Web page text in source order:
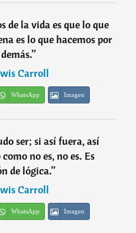
de la vida es que lo que
es lo que hacemos por
”
Carroll
WhatsApp Imagen
ser; si así fuera, así
no es, no es. Es
de lógica.”
Carroll
WhatsApp Imagen